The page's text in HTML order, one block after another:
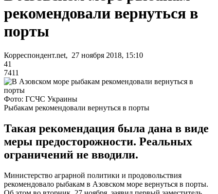
рекомендовали вернуться в
порты
Корреспондент.net, 27 ноября 2018, 15:10
41
7411
Фото: ГСЧС Украины
Рыбакам рекомендовали вернуться в порты
Такая рекомендация была дана в виде
меры предосторожности. Реальных
ограничений не вводили.
Министерство аграрной политики и продовольствия
рекомендовало рыбакам в Азовском море вернуться в порты.